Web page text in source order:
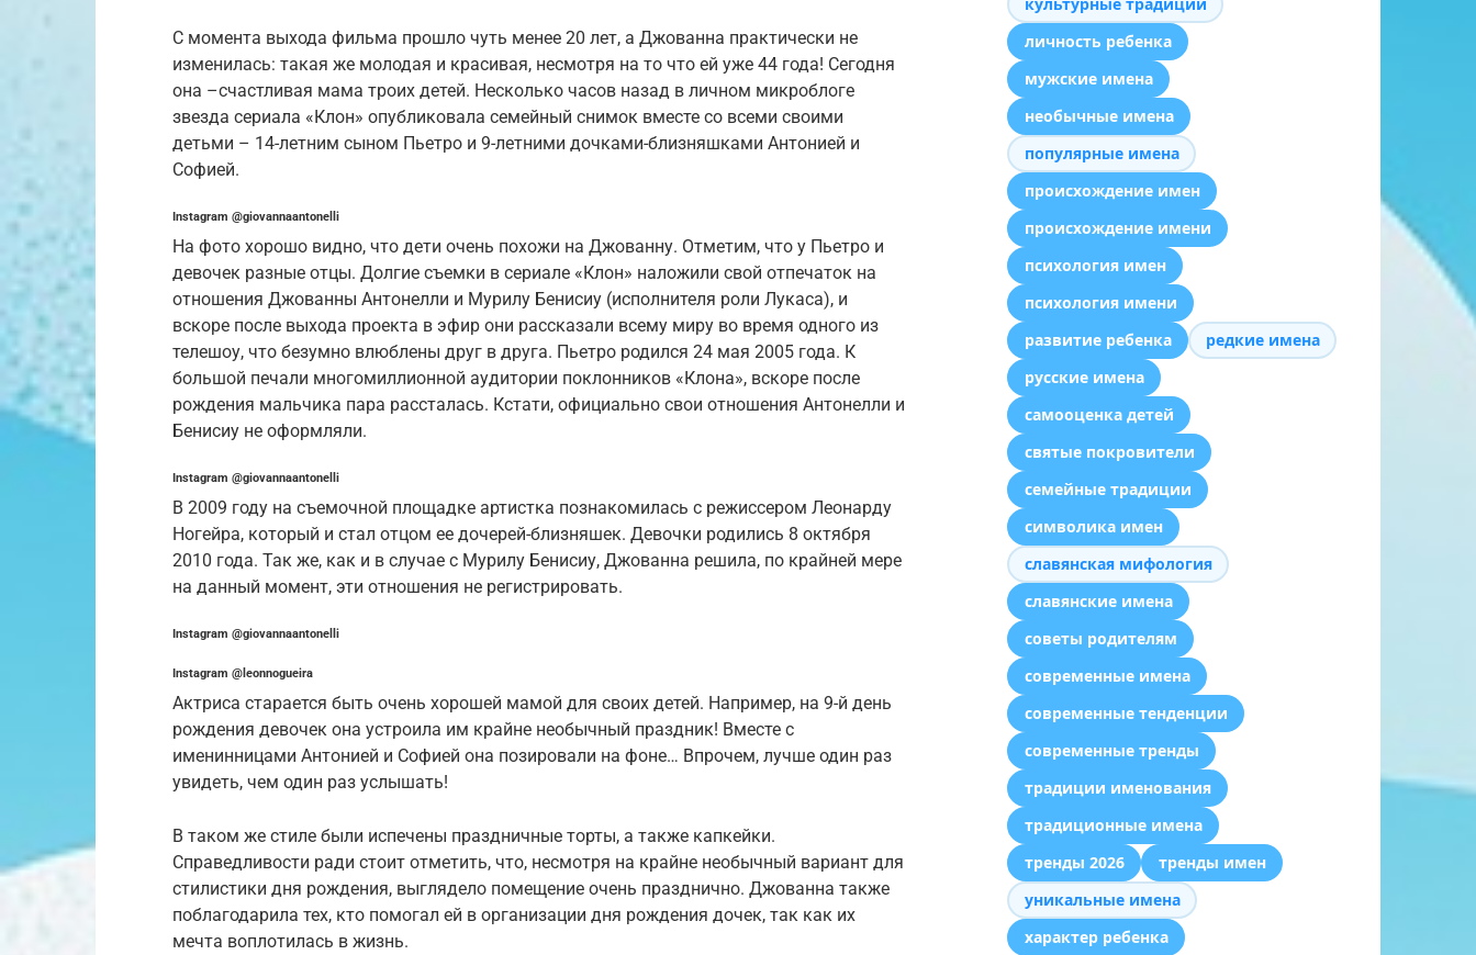
С момента выхода фильма прошло чуть менее 20 лет, а Джованна практически не
изменилась: такая же молодая и красивая, несмотря на то что ей уже 44 года! Сегодня
она –счастливая мама троих детей. Несколько часов назад в личном микроблоге
звезда сериала «Клон» опубликовала семейный снимок вместе со всеми своими
детьми – 14-летним сыном Пьетро и 9-летними дочками-близняшками Антонией и
Софией.
Instagram @giovannaantonelli
На фото хорошо видно, что дети очень похожи на Джованну. Отметим, что у Пьетро и
девочек разные отцы. Долгие съемки в сериале «Клон» наложили свой отпечаток на
отношения Джованны Антонелли и Мурилу Бенисиу (исполнителя роли Лукаса), и
вскоре после выхода проекта в эфир они рассказали всему миру во время одного из
телешоу, что безумно влюблены друг в друга. Пьетро родился 24 мая 2005 года. К
большой печали многомиллионной аудитории поклонников «Клона», вскоре после
рождения мальчика пара рассталась. Кстати, официально свои отношения Антонелли и
Бенисиу не оформляли.
Instagram @giovannaantonelli
В 2009 году на съемочной площадке артистка познакомилась с режиссером Леонарду
Ногейра, который и стал отцом ее дочерей-близняшек. Девочки родились 8 октября
2010 года. Так же, как и в случае с Мурилу Бенисиу, Джованна решила, по крайней мере
на данный момент, эти отношения не регистрировать.
Instagram @giovannaantonelli
Instagram @leonnogueira
Актриса старается быть очень хорошей мамой для своих детей. Например, на 9-й день
рождения девочек она устроила им крайне необычный праздник! Вместе с
именинницами Антонией и Софией она позировали на фоне… Впрочем, лучше один раз
увидеть, чем один раз услышать!
В таком же стиле были испечены праздничные торты, а также капкейки.
Справедливости ради стоит отметить, что, несмотря на крайне необычный вариант для
стилистики дня рождения, выглядело помещение очень празднично. Джованна также
поблагодарила тех, кто помогал ей в организации дня рождения дочек, так как их
мечта воплотилась в жизнь.
культурные традиции
личность ребенка
мужские имена
необычные имена
популярные имена
происхождение имен
происхождение имени
психология имен
психология имени
развитие ребенка
редкие имена
русские имена
самооценка детей
святые покровители
семейные традиции
символика имен
славянская мифология
славянские имена
советы родителям
современные имена
современные тенденции
современные тренды
традиции именования
традиционные имена
тренды 2026
тренды имен
уникальные имена
характер ребенка